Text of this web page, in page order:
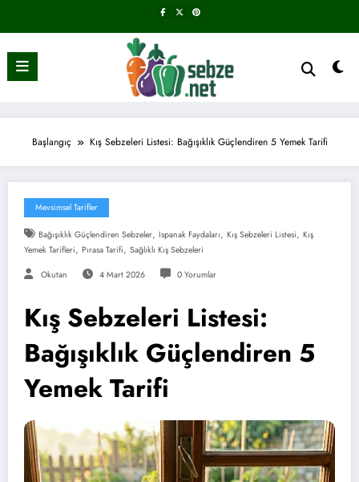
Başlangıç Kış Sebzeleri Listesi: Bağışıklık Güçlendiren 5 Yemek Tarifi
Mevsimsel Tarifler
Bağışıklık Güçlendiren Sebzeler, Ispanak Faydaları, Kış Sebzeleri Listesi, Kış
Yemek Tarifleri, Pırasa Tarifi, Sağlıklı Kış Sebzeleri
Okutan 4 Mart 2026 0 Yorumlar
Kış Sebzeleri Listesi:
Bağışıklık Güçlendiren 5
Yemek Tarifi